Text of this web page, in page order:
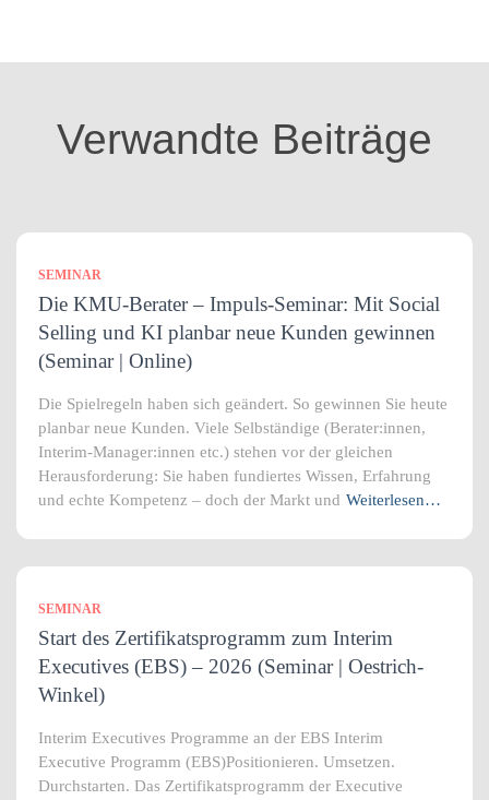
o
Verwandte Beiträge
SEMINAR
Die KMU-Berater – Impuls-Seminar: Mit Social
Selling und KI planbar neue Kunden gewinnen
(Seminar | Online)
Die Spielregeln haben sich geändert. So gewinnen Sie heute
planbar neue Kunden. Viele Selbständige (Berater:innen,
Interim-Manager:innen etc.) stehen vor der gleichen
Herausforderung: Sie haben fundiertes Wissen, Erfahrung
und echte Kompetenz – doch der Markt und Weiterlesen…
SEMINAR
Start des Zertifikatsprogramm zum Interim
Executives (EBS) – 2026 (Seminar | Oestrich-
Winkel)
Interim Executives Programme an der EBS Interim
Executive Programm (EBS)Positionieren. Umsetzen.
Durchstarten. Das Zertifikatsprogramm der Executive